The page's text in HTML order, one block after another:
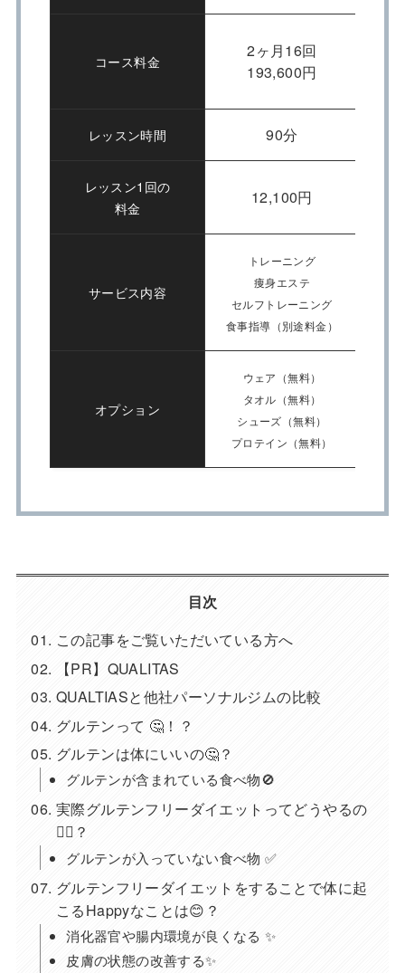
コース料金
2ヶ月16回
193,600円
レッスン時間 90分
レッスン1回の
料金
12,100円
サービス内容
トレーニング
痩身エステ
セルフトレーニング
食事指導（別途料金）
オプション
ウェア（無料）
タオル（無料）
シューズ（無料）
プロテイン（無料）
目次
この記事をご覧いただいている方へ
【PR】QUALITAS
QUALTIASと他社パーソナルジムの比較
グルテンって 🤔！？
グルテンは体にいいの🤔？
グルテンが含まれている食べ物🚫
実際グルテンフリーダイエットってどうやるの
🤷‍♀️？
グルテンが入っていない食べ物 ✅
グルテンフリーダイエットをすることで体に起
こるHappyなことは😊？
消化器官や腸内環境が良くなる ✨
皮膚の状態の改善する✨